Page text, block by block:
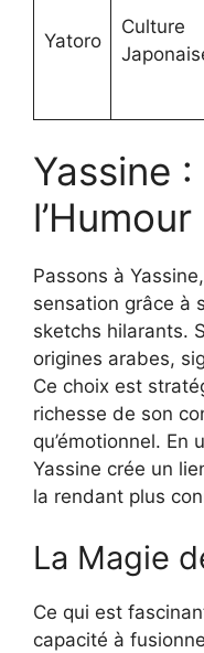
Yatoro
Culture
Yassine
l’Humour
Passons à
sensation grâce à
sketchs hilarants.
origines arabes,
Ce choix est
richesse de son
qu’émotionnel. En
Yassine crée un
la rendant plus
La Magie
Ce qui est
capacité à